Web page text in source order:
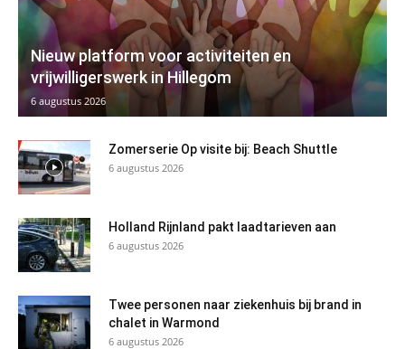
Nieuw platform voor activiteiten en
vrijwilligerswerk in Hillegom
6 augustus 2026
Zomerserie Op visite bij: Beach Shuttle
6 augustus 2026
Holland Rijnland pakt laadtarieven aan
6 augustus 2026
Twee personen naar ziekenhuis bij brand in
chalet in Warmond
6 augustus 2026